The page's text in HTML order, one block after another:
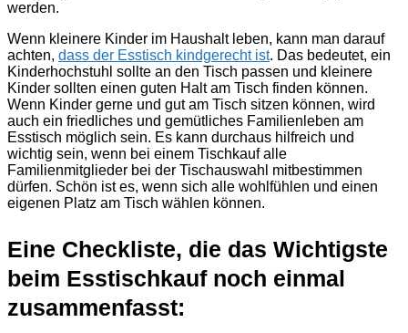
werden.
Wenn kleinere Kinder im Haushalt leben, kann man darauf
achten, dass der Esstisch kindgerecht ist. Das bedeutet, ein
Kinderhochstuhl sollte an den Tisch passen und kleinere
Kinder sollten einen guten Halt am Tisch finden können.
Wenn Kinder gerne und gut am Tisch sitzen können, wird
auch ein friedliches und gemütliches Familienleben am
Esstisch möglich sein. Es kann durchaus hilfreich und
wichtig sein, wenn bei einem Tischkauf alle
Familienmitglieder bei der Tischauswahl mitbestimmen
dürfen. Schön ist es, wenn sich alle wohlfühlen und einen
eigenen Platz am Tisch wählen können.
Eine Checkliste, die das Wichtigste
beim Esstischkauf noch einmal
zusammenfasst: